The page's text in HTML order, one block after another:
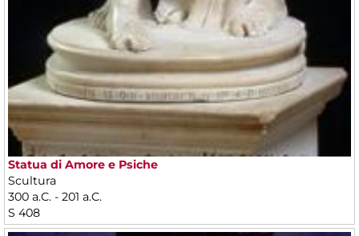
Statua di Amore e Psiche
Scultura
300 a.C. - 201 a.C.
S 408